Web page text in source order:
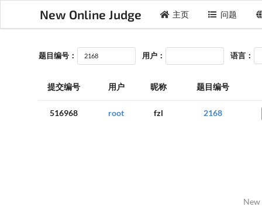
New Online Judge 主页 问题
题目编号： 用户： 语言：
提交编号 用户 昵称 题目编号
516968 root fzl 2168